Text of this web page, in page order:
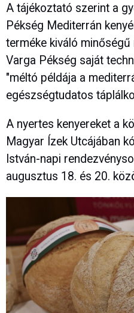
A tájékoztató szerint a
Pékség Mediterrán
terméke kiváló
Varga Pékség saját
"méltó példája a
egészségtudatos
A nyertes kenyereket a
Magyar Ízek Utcájában
István-napi
augusztus 18. és 20.